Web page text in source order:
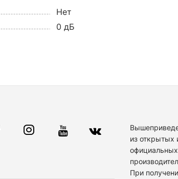
Нет
0 дБ
из открытых
официальных
При